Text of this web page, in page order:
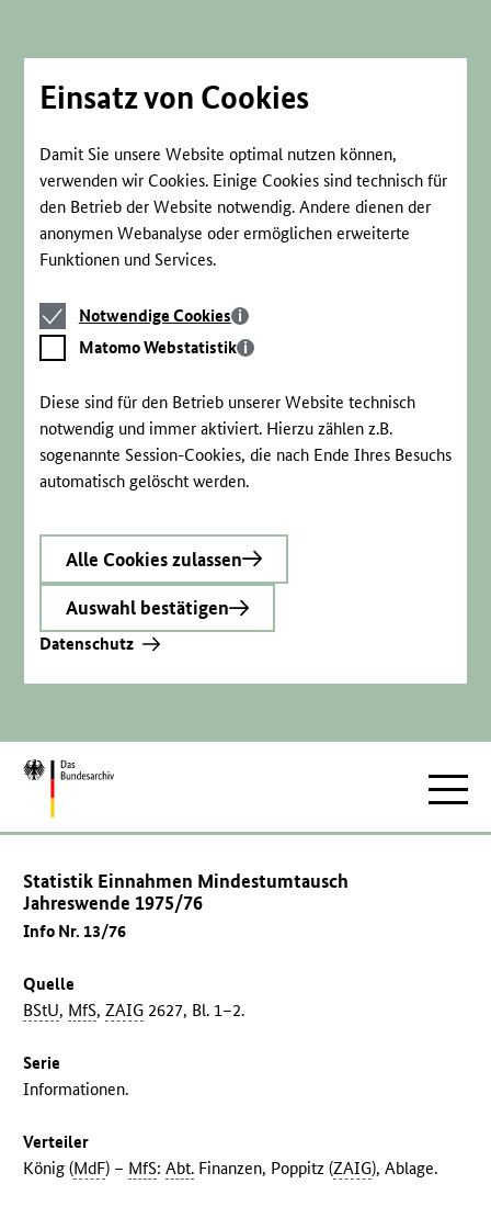
Einsatz von Cookies
Damit Sie unsere Website optimal nutzen können,
verwenden wir Cookies. Einige Cookies sind technisch für
den Betrieb der Website notwendig. Andere dienen der
anonymen Webanalyse oder ermöglichen erweiterte
Funktionen und Services.
Notwendige
Cookies
Notwendige Cookies
Matomo
Webstatistik
Matomo Webstatistik
Diese sind für den Betrieb unserer Website technisch
notwendig und immer aktiviert. Hierzu zählen z.B.
sogenannte Session-Cookies, die nach Ende Ihres Besuchs
automatisch gelöscht werden.
Alle Cookies zulassen
Auswahl bestätigen
Datenschutz
Zur
Statistik Einnahmen Mindestumtausch
Jahreswende 1975/76
Info Nr. 13/76
Quelle
BStU, MfS,ZAIG 2627, Bl. 1–2.
Serie
Informationen.
Verteiler
König (MdF) – MfS:Abt. Finanzen, Poppitz (ZAIG), Ablage.